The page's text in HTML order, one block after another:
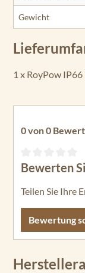
Gewicht
1 x RoyPow
0 von 0
Bewerten
Teilen Sie Ihre
Bewertung